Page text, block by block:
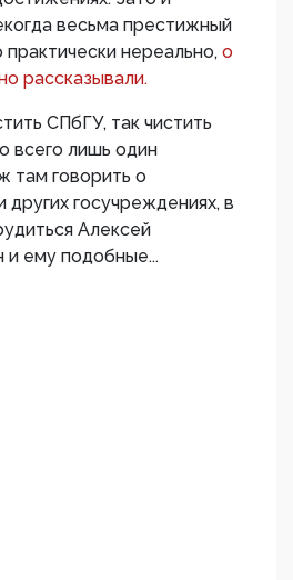
весьма престижный
практически нереально, о
рассказывали.
СПбГУ, так чистить
всего лишь один
там говорить о
госучреждениях, в
Алексей
и ему подобные...